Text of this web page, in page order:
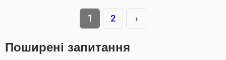
1 2 ›
Поширені запитання